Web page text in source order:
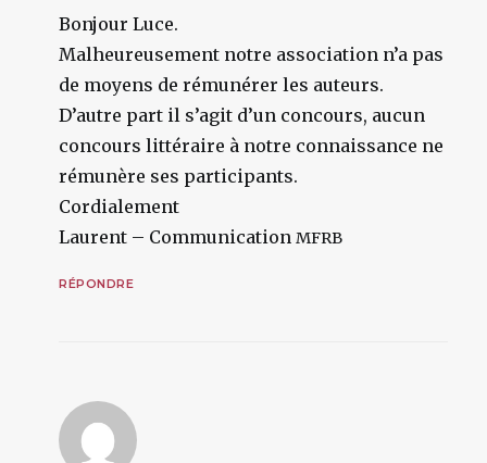
Bonjour Luce.
Malheureusement notre association n’a pas
de moyens de rémunérer les auteurs.
D’autre part il s’agit d’un concours, aucun
concours littéraire à notre connaissance ne
rémunère ses participants.
Cordialement
Laurent – Communication MFRB
RÉPONDRE